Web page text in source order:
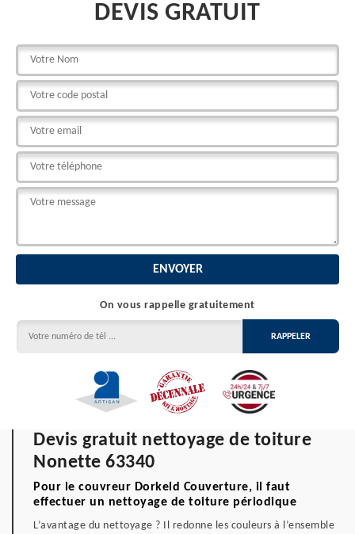
DEVIS GRATUIT
On vous rappelle gratuitement
Devis gratuit nettoyage de toiture
Nonette 63340
Pour le couvreur Dorkeld Couverture, il faut
effectuer un nettoyage de toiture périodique
L’avantage du nettoyage ? Il redonne les couleurs à l’ensemble